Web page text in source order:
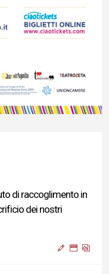
di raccoglimento in
dei nostri